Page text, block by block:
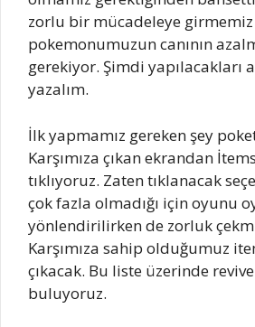
zorlu bir mücadeleye girmemiz
pokemonumuzun canının
gerekiyor. Şimdi yapılacakları
yazalım.
İlk yapmamız gereken şey
Karşımıza çıkan ekrandan
tıklıyoruz. Zaten tıklanacak
çok fazla olmadığı için oyunu
yönlendirilirken de zorluk
Karşımıza sahip olduğumuz
çıkacak. Bu liste üzerinde
buluyoruz.